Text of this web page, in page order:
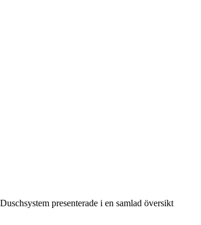
Duschsystem presenterade i en samlad översikt